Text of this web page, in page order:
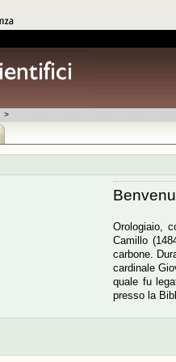
>
Orologiaio,
Camillo
carbone.
cardinale
quale fu
presso la